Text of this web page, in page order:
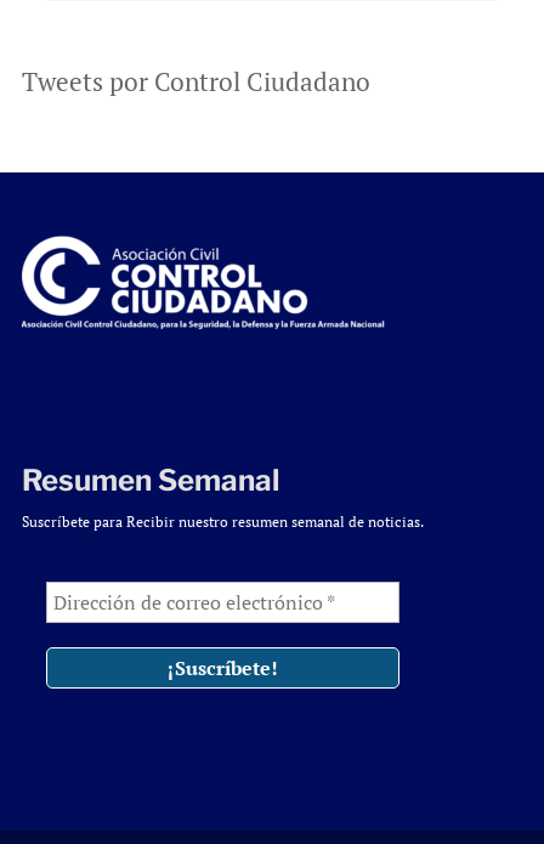
Tweets por Control Ciudadano
Resumen Semanal
Suscríbete para Recibir nuestro resumen semanal de noticias.